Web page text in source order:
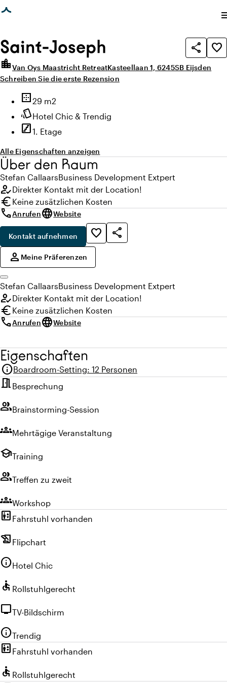
geladen
photo_library
Saint-Joseph share
favorite_border
location_cityVan Oys Maastricht RetreatKasteellaan 1, 6245SB Eijsden
Schreiben Sie die erste Rezension
Highlights
border_outer Fläche
29 m2
styleAmbiente
Hotel Chic & Trendig
stairsStockwerk
1. Etage
Alle Eigenschaften anzeigen
Über den Raum
Stefan CallaarsBusiness Development Extpert
how_to_regDirekter Kontakt mit der Location!
euro Keine zusätzlichen Kosten
callAnrufenlanguageWebsite
Kontakt aufnehmen favorite_border
share
person Meine Präferenzen
Stefan CallaarsBusiness Development Extpert
how_to_regDirekter Kontakt mit der Location!
euro Keine zusätzlichen Kosten
callAnrufenlanguageWebsite
Eigenschaften
infoBoardroom-Setting: 12 Personen
meeting_room Besprechung
groupBrainstorming-Session
groupsMehrtägige Veranstaltung
schoolTraining
groupTreffen zu zweit
groupsWorkshop
elevator Fahrstuhl vorhanden
history_edu Flipchart
infoHotel Chic
accessible Rollstuhlgerecht
tvTV-Bildschirm
infoTrendig
elevator Fahrstuhl vorhanden
accessible Rollstuhlgerecht